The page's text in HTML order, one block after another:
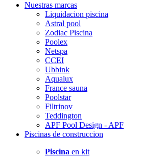
Nuestras marcas
Liquidacion piscina
Astral pool
Zodiac Piscina
Poolex
Netspa
CCEI
Ubbink
Aqualux
France sauna
Poolstar
Filtrinov
Teddington
APF Pool Design - APF
Piscinas de construccion
Piscina en kit